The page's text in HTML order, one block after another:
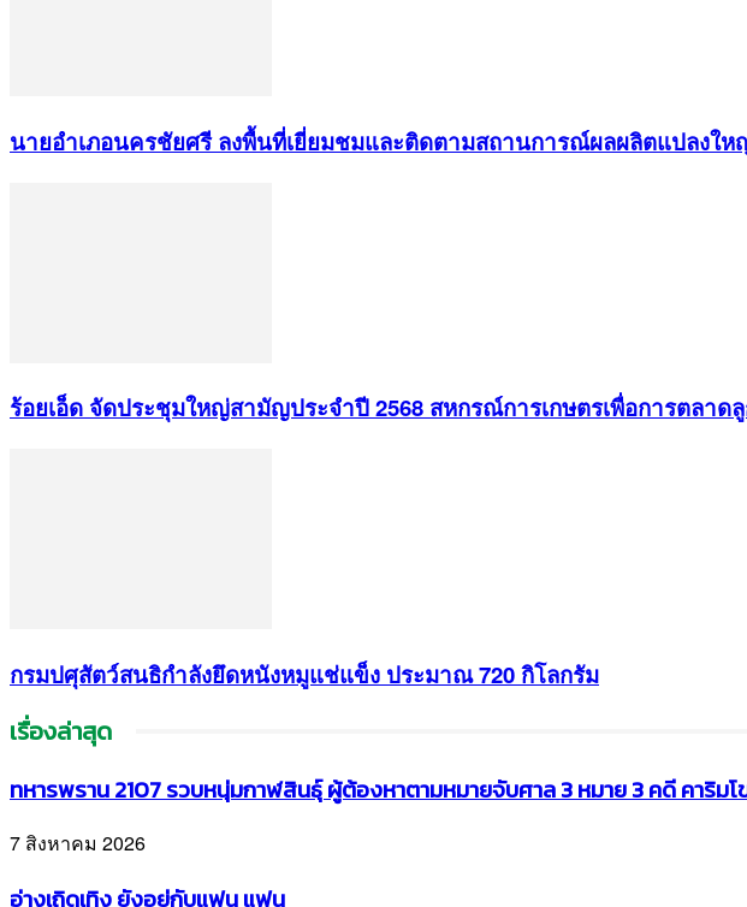
นายอำเภอนครชัยศรี ลงพื้นที่เยี่ยมชมและติดตามสถานการณ์ผลผลิตแปลงใ
ร้อยเอ็ด จัดประชุมใหญ่สามัญประจำปี 2568 สหกรณ์การเกษตรเพื่อการตลา
กรมปศุสัตว์สนธิกำลังยึดหนังหมูแช่แข็ง ประมาณ 720 กิโลกรัม
เรื่องล่าสุด
ทหารพราน 2107 รวบหนุ่มกาฬสินธุ์ ผู้ต้องหาตามหมายจับศาล 3 หมาย 3 คดี คาริ
7 สิงหาคม 2026
อ่างเถิดเทิง ยังอยู่กับแฟน แฟน